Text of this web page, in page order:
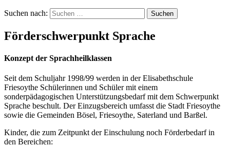
Suchen nach:
Förderschwerpunkt Sprache
Konzept der Sprachheilklassen
Seit dem Schuljahr 1998/99 werden in der Elisabethschule
Friesoythe Schülerinnen und Schüler mit einem
sonderpädagogischen Unterstützungsbedarf mit dem Schwerpunkt
Sprache beschult. Der Einzugsbereich umfasst die Stadt Friesoythe
sowie die Gemeinden Bösel, Friesoythe, Saterland und Barßel.
Kinder, die zum Zeitpunkt der Einschulung noch Förderbedarf in
den Bereichen: